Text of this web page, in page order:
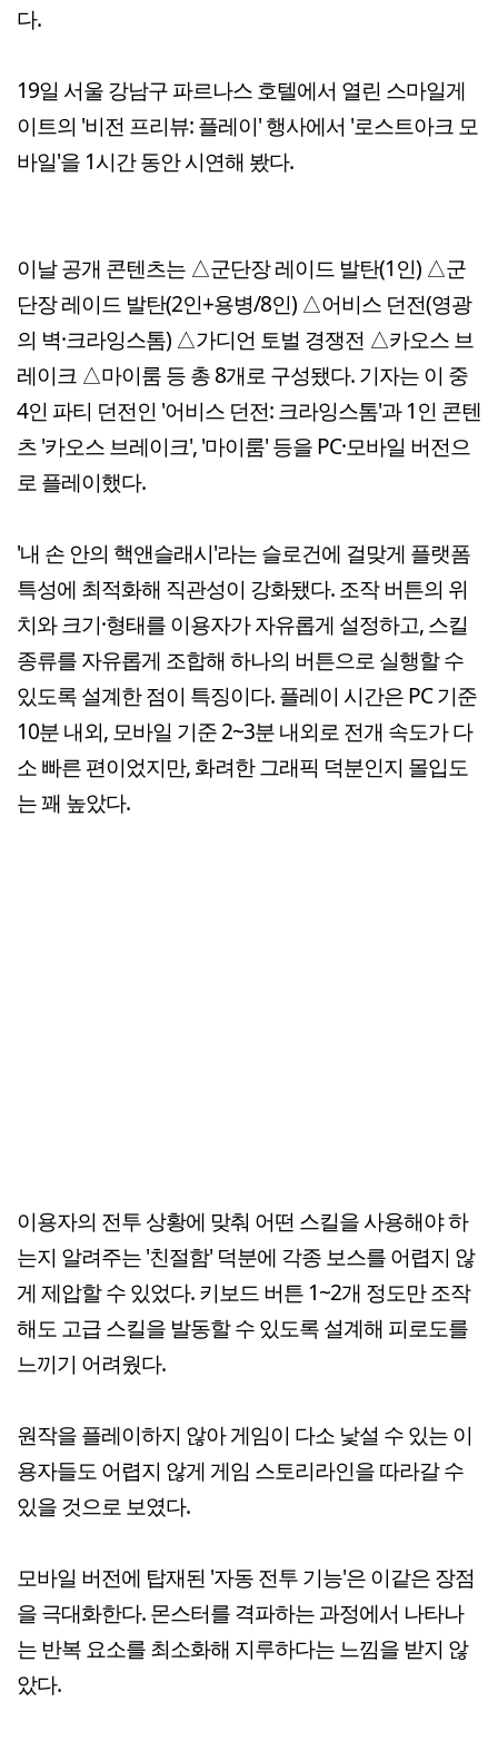
다.
19일 서울 강남구 파르나스 호텔에서 열린 스마일게
이트의 '비전 프리뷰: 플레이' 행사에서 '로스트아크 모
바일'을 1시간 동안 시연해 봤다.
이날 공개 콘텐츠는 △군단장 레이드 발탄(1인) △군
단장 레이드 발탄(2인+용병/8인) △어비스 던전(영광
의 벽·크라잉스톰) △가디언 토벌 경쟁전 △카오스 브
레이크 △마이룸 등 총 8개로 구성됐다. 기자는 이 중
4인 파티 던전인 '어비스 던전: 크라잉스톰'과 1인 콘텐
츠 '카오스 브레이크', '마이룸' 등을 PC·모바일 버전으
로 플레이했다.
'내 손 안의 핵앤슬래시'라는 슬로건에 걸맞게 플랫폼
특성에 최적화해 직관성이 강화됐다. 조작 버튼의 위
치와 크기·형태를 이용자가 자유롭게 설정하고, 스킬
종류를 자유롭게 조합해 하나의 버튼으로 실행할 수
있도록 설계한 점이 특징이다. 플레이 시간은 PC 기준
10분 내외, 모바일 기준 2~3분 내외로 전개 속도가 다
소 빠른 편이었지만, 화려한 그래픽 덕분인지 몰입도
는 꽤 높았다.
이용자의 전투 상황에 맞춰 어떤 스킬을 사용해야 하
는지 알려주는 '친절함' 덕분에 각종 보스를 어렵지 않
게 제압할 수 있었다. 키보드 버튼 1~2개 정도만 조작
해도 고급 스킬을 발동할 수 있도록 설계해 피로도를
느끼기 어려웠다.
원작을 플레이하지 않아 게임이 다소 낯설 수 있는 이
용자들도 어렵지 않게 게임 스토리라인을 따라갈 수
있을 것으로 보였다.
모바일 버전에 탑재된 '자동 전투 기능'은 이같은 장점
을 극대화한다. 몬스터를 격파하는 과정에서 나타나
는 반복 요소를 최소화해 지루하다는 느낌을 받지 않
았다.